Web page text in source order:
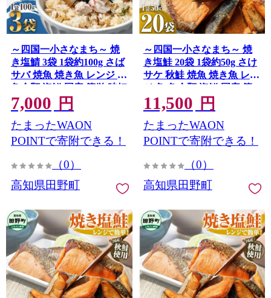
～四国一小さなまち～ 焼
き塩鯖 3袋 1袋約100g さば
サバ 焼魚 焼き魚 レンジ 魚
魚介類 海鮮 国産 簡単 時短
おかず おつまみ 和食 惣菜
食品 お取り寄せ ごはんの
お供 お酒のあて
7,000 円
たまったWAON
POINTで寄附できる！
（0）
高知県田野町
～四国一小さなまち～ 焼
き塩鮭 20袋 1袋約50g さけ
サケ 秋鮭 焼魚 焼き魚 レン
ジ 魚 魚介類 海鮮 国産 簡
単 時短 おかず おつまみ 和
食 惣菜 食品 お取り寄せ ご
はんのお供 お酒のあて
11,500 円
たまったWAON
POINTで寄附できる！
（0）
高知県田野町